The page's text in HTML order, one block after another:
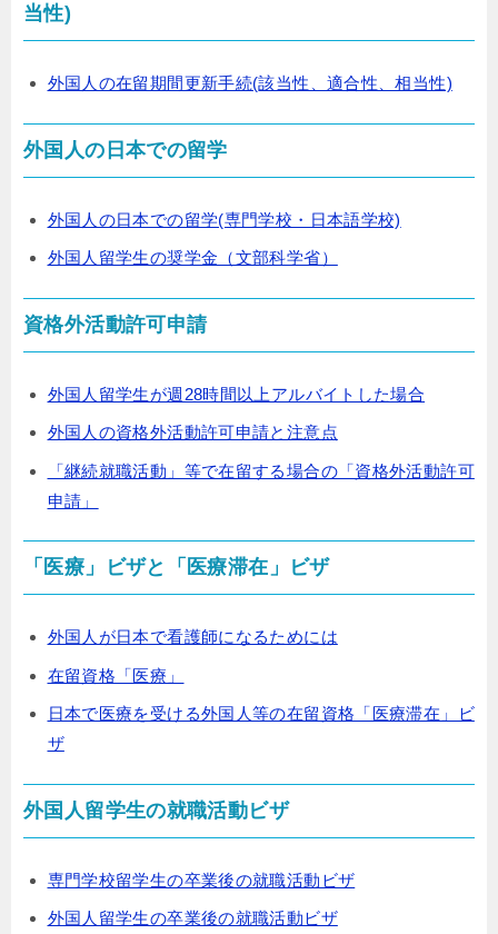
当性)
外国人の在留期間更新手続(該当性、適合性、相当性)
外国人の日本での留学
外国人の日本での留学(専門学校・日本語学校)
外国人留学生の奨学金（文部科学省）
資格外活動許可申請
外国人留学生が週28時間以上アルバイトした場合
外国人の資格外活動許可申請と注意点
「継続就職活動」等で在留する場合の「資格外活動許可
申請」
「医療」ビザと「医療滞在」ビザ
外国人が日本で看護師になるためには
在留資格「医療」
日本で医療を受ける外国人等の在留資格「医療滞在」ビ
ザ
外国人留学生の就職活動ビザ
専門学校留学生の卒業後の就職活動ビザ
外国人留学生の卒業後の就職活動ビザ